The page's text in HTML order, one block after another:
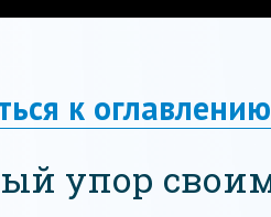
к оглавлению
упор